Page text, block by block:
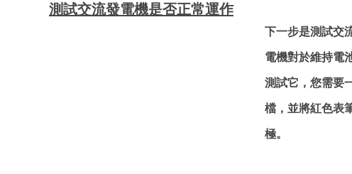
測試交流發電機是否正常運作
下一步是測試交
電機對於維持電
測試它，您需要
檔，並將紅色表
極。